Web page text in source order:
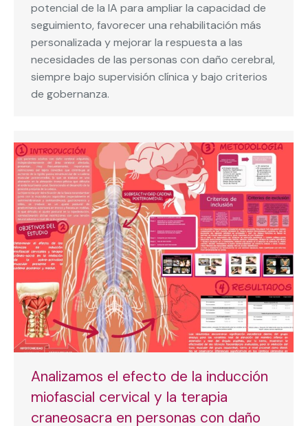
potencial de la IA para ampliar la capacidad de
seguimiento, favorecer una rehabilitación más
personalizada y mejorar la respuesta a las
necesidades de las personas con daño cerebral,
siempre bajo supervisión clínica y bajo criterios
de gobernanza.
Analizamos el efecto de la inducción
miofascial cervical y la terapia
craneosacra en personas con daño